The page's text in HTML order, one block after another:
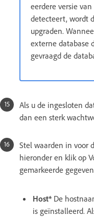
eerdere versie
detecteert, wordt
upgraden.
externe database
gevraagd de
Als u de ingesloten
dan een sterk
Stel waarden in voor
hieronder en klik op
gemarkeerde
Host* De
is geïnstalleerd.